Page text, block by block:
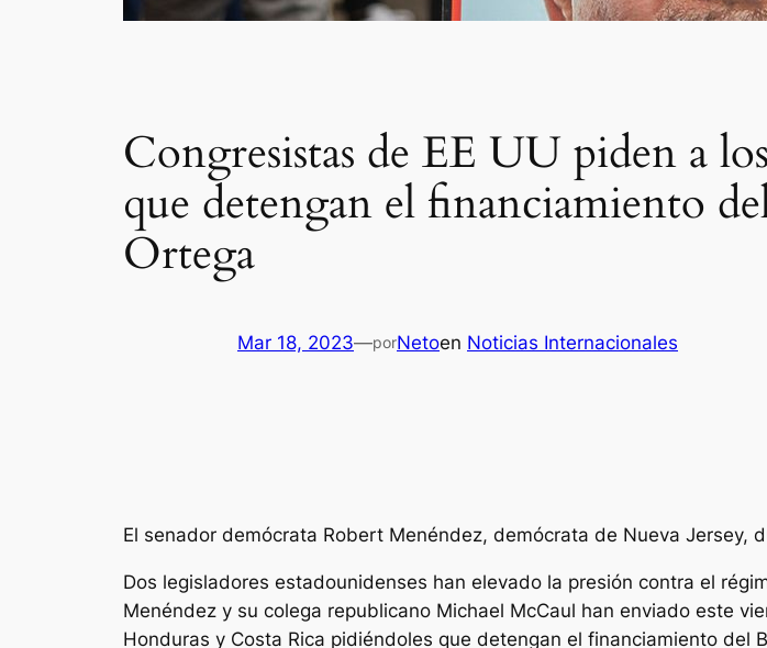
Congresistas de EE UU piden a
que detengan el financiamiento
Ortega
Mar 18, 2023—porNetoen Noticias Internacionales
El senador demócrata Robert Menéndez, demócrata de Nueva Jersey,
Dos legisladores estadounidenses han elevado la presión contra el
Menéndez y su colega republicano Michael McCaul han enviado este
Honduras y Costa Rica pidiéndoles que detengan el financiamiento del